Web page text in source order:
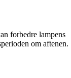
forbedre lampens
om aftenen.